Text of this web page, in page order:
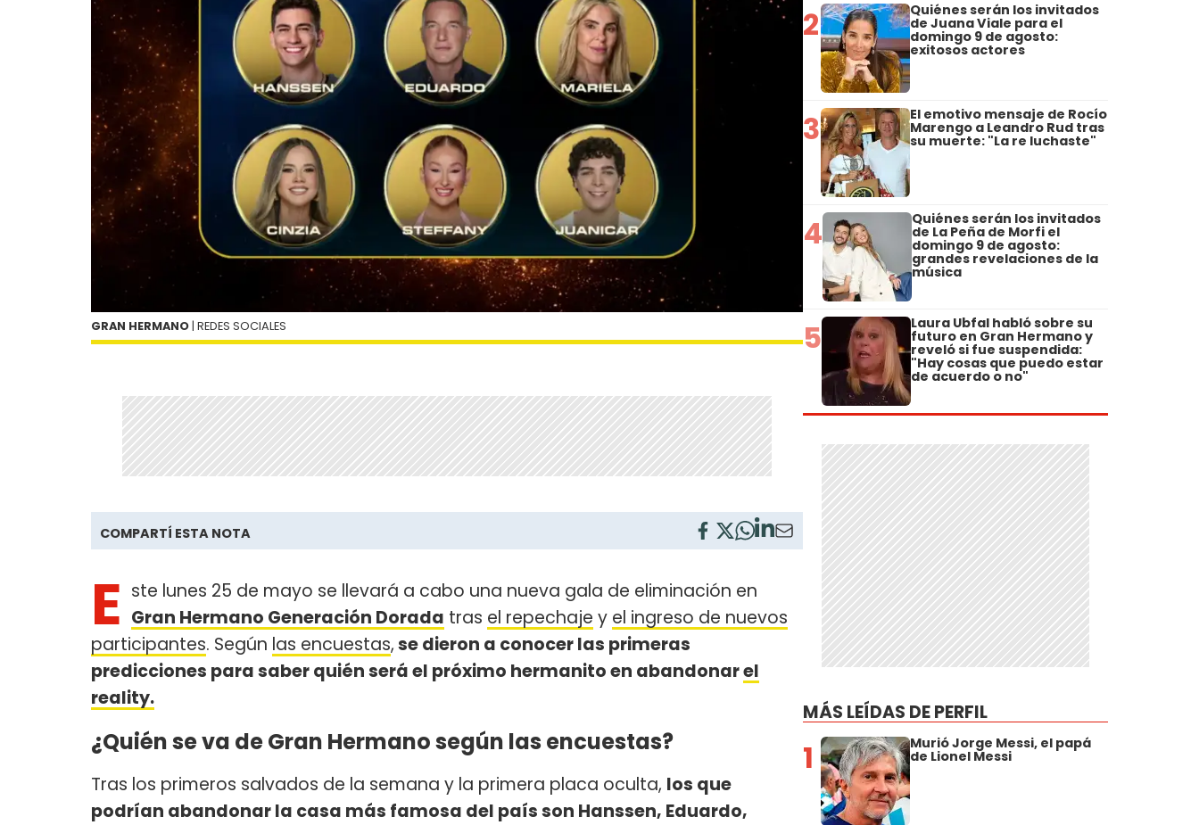
GRAN HERMANO | REDES SOCIALES
COMPARTÍ ESTA NOTA
E ste lunes 25 de mayo se llevará a cabo una nueva gala de eliminación en
Gran Hermano Generación Dorada tras el repechaje y el ingreso de nuevos
participantes. Según las encuestas,se dieron a conocer las primeras
predicciones para saber quién será el próximo hermanito en abandonarel
reality.
¿Quién se va de Gran Hermano según las encuestas?
Tras los primeros salvados de la semana y la primera placa oculta, los que
podrían abandonar la casa más famosa del país son Hanssen, Eduardo,
2 Quiénes serán los invitados
de Juana Viale para el
domingo 9 de agosto:
exitosos actores
3 El emotivo mensaje de Rocío
Marengo a Leandro Rud tras
su muerte: "La re luchaste"
4 Quiénes serán los invitados
de La Peña de Morfi el
domingo 9 de agosto:
grandes revelaciones de la
música
5 Laura Ubfal habló sobre su
futuro en Gran Hermano y
reveló si fue suspendida:
"Hay cosas que puedo estar
de acuerdo o no"
MÁS LEÍDAS DE PERFIL
1 Murió Jorge Messi, el papá
de Lionel Messi